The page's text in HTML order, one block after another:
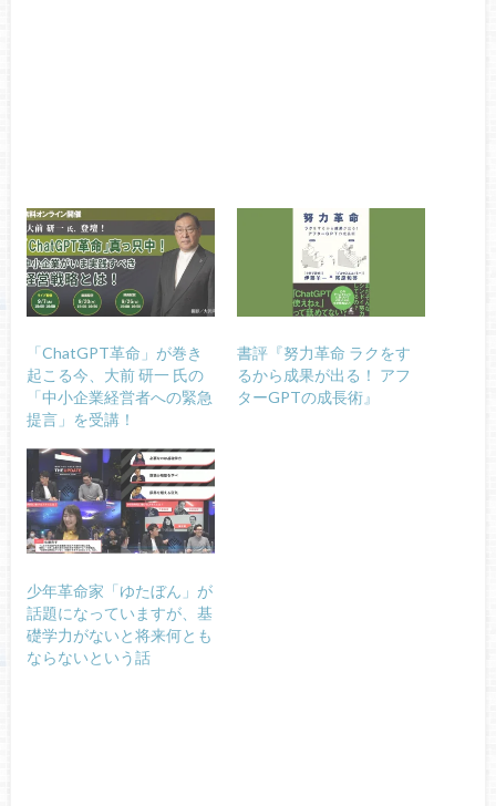
「ChatGPT革命」が巻き
起こる今、大前 研一 氏の
「中小企業経営者への緊急
提言」を受講！
書評『努力革命 ラクをす
るから成果が出る！ アフ
ターGPTの成長術』
少年革命家「ゆたぼん」が
話題になっていますが、基
礎学力がないと将来何とも
ならないという話